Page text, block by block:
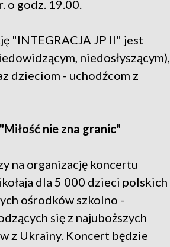
o godz. 19.00.
"INTEGRACJA JP II" jest
niedosłyszącym),
dzieciom - uchodźcom z
"Miłość nie zna granic"
na organizację koncertu
dla 5 000 dzieci polskich
ośrodków szkolno -
się z najuboższych
z Ukrainy. Koncert będzie